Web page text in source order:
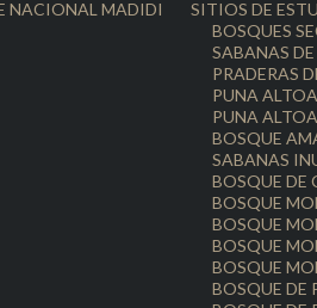
NACIONAL MADIDI
SITIOS DE
BOSQUES
SABANAS
PRADERAS
PUNA
PUNA
BOSQUE
SABANAS
BOSQUE DE
BOSQUE
BOSQUE
BOSQUE
BOSQUE
BOSQUE DE